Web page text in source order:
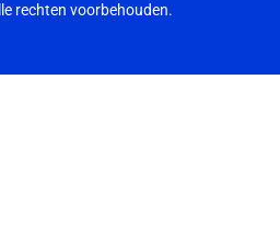
rechten voorbehouden.